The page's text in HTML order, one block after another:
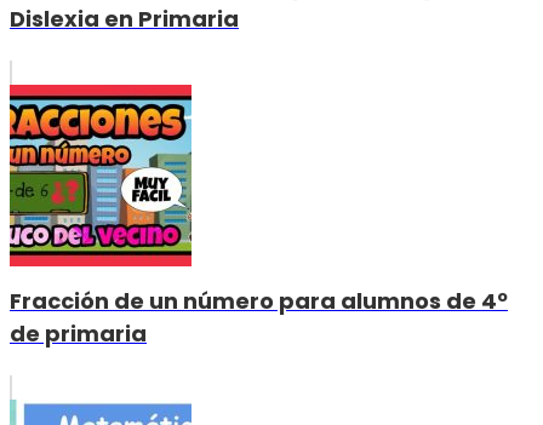
Dislexia en Primaria
Fracción de un número para alumnos de 4º
de primaria